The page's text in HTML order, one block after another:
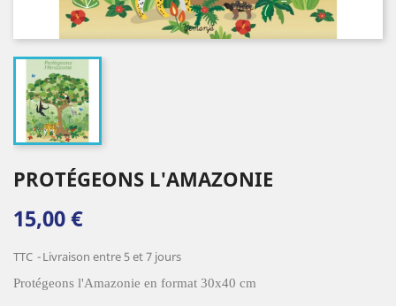
PROTÉGEONS L'AMAZONIE
15,00 €
TTC Livraison entre 5 et 7 jours
Protégeons l'Amazonie en format 30x40 cm